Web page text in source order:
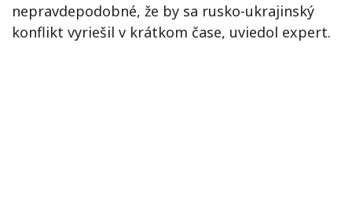
nepravdepodobné, že by sa rusko-ukrajinský
konflikt vyriešil v krátkom čase, uviedol expert.